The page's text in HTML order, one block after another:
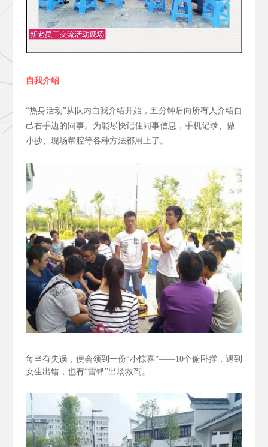
自我介绍
“热身活动”从队内自我介绍开始，五分钟后向所有人介绍自
己右手边的同事。为能尽快记住同事信息，手机记录、做
小抄、现场帮腔等各种方法都用上了。
每当有失误，便会领到一份“小惊喜”——10个俯卧撑，遇到
女生出错，也有“雷锋”出场救驾。